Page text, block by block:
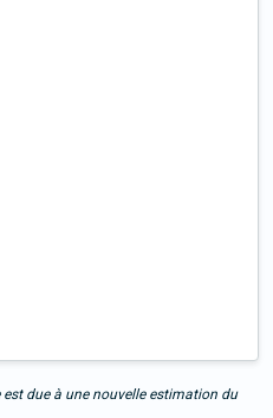
due à une nouvelle estimation du